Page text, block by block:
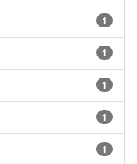
1
1
1
1
1